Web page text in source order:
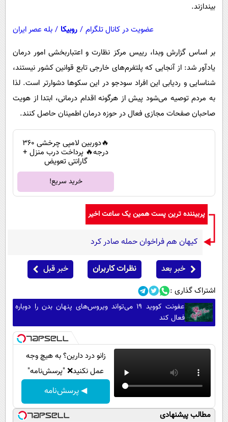
بیندازند.
عضویت در کانال تلگرام / روبیکا / بله عصر ایران
بر اساس گزارش وبدا، رییس مرکز نظارت و اعتباربخشی امور درمان
یادآور شد: از آنجایی که پلتفرم‌های خارجی تابع قوانین کشور نیستند،
شناسایی و ردیابی این افراد سودجو در این سکوها دشوارتر است. لذا
به مردم توصیه می‌شود پیش از هرگونه اقدام درمانی، ابتدا از هویت
صاحبان صفحات مجازی فعال در حوزه درمان اطمینان حاصل کنند.
🔥دوربین لامپی چرخشی 360
درجه🔥 پرداخت درب منزل +
گارانتی تعویض
خرید سریع!
پربیننده ترین پست همین یک ساعت اخیر
کیهان هم فراخوان حمله صادر کرد
خبر بعد نظرات کاربران خبر قبل
اشتراک گذاری :
عفونت کووید ۱۹ می‌تواند ویروس‌های پنهان بدن را دوباره
فعال کند
زانو درد دارین؟ به هیچ وجه
عمل نکنید❌ "پرسش‌نامه"
◀ پرسش‌نامه
مطالب پیشنهادی